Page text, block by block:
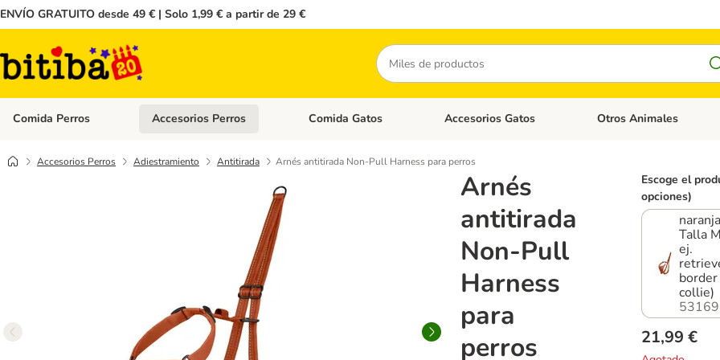
ENVÍO GRATUITO desde 49 € | Solo 1,99 € a partir de 29 €
Buscar
Comida Perros Menú de categoria abierto: Comida Perros
Accesorios Perros Menú de categoria abierto: Accesorios Perros
Comida Gatos Menú de categoria abierto: Comida Gatos
Accesorios Gatos Menú de categoria abierto:
Otros Animales
Accesorios Perros Adiestramiento Antitirada Arnés antitirada Non-Pull Harness para perros
Arnés
antitirada
Non-Pull
Harness
para
perros
Escoge el
opciones)
Talla
ej.
border
collie)
21,99 €